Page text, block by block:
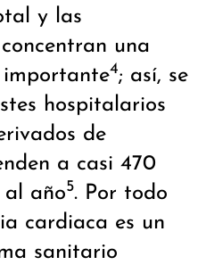
y las
una
importante4; así, se
hospitalarios
de
a casi 470
al año5. Por todo
cardiaca es un
sanitario